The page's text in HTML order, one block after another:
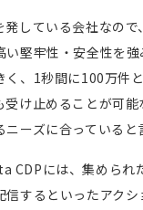
発している会社なの
い堅牢性・安全性を
く、1秒間に100万件
受け止めることが可
ーズに合っていると
CDPには、集められ
信するといったアク